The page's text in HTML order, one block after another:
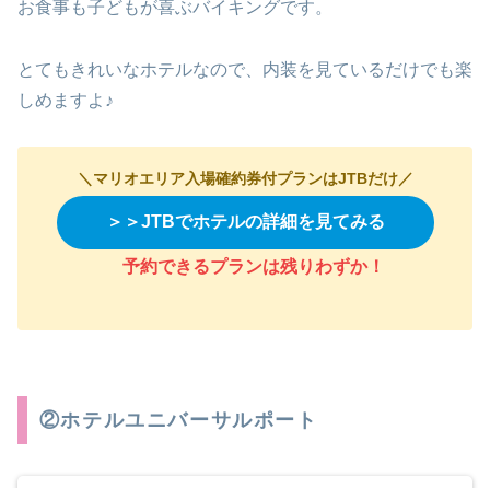
お食事も子どもが喜ぶバイキングです。
とてもきれいなホテルなので、内装を見ているだけでも楽
しめますよ♪
＼マリオエリア入場確約券付プランはJTBだけ／
＞＞JTBでホテルの詳細を見てみる
予約できるプランは残りわずか！
②ホテルユニバーサルポート